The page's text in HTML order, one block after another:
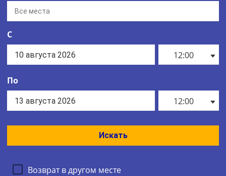
С
12:00
По
12:00
Искать
Возврат в другом месте